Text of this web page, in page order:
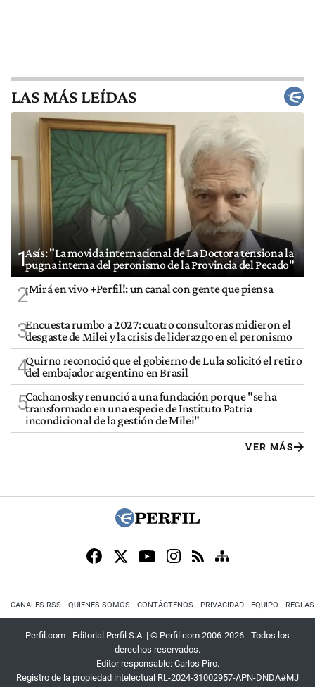
LAS MÁS LEÍDAS
1Asís: "La movida internacional de La Doctora tensiona la
pugna interna del peronismo de la Provincia del Pecado"
2¡Mirá en vivo +Perfil!: un canal con gente que piensa
3Encuesta rumbo a 2027: cuatro consultoras midieron el
desgaste de Milei y la crisis de liderazgo en el peronismo
4Quirno reconoció que el gobierno de Lula solicitó el retiro
del embajador argentino en Brasil
5Cachanosky renunció a una fundación porque "se ha
transformado en una especie de Instituto Patria
incondicional de la gestión de Milei"
VER MÁS
CANALES RSS QUIENES SOMOS CONTÁCTENOS PRIVACIDAD EQUIPO
Perfil.com - Editorial Perfil S.A. | © Perfil.com 2006-2026 - Todos los
derechos reservados.
Editor responsable: Carlos Piro.
Registro de la propiedad intelectual RL-2024-31002957-APN-DNDA#MJ